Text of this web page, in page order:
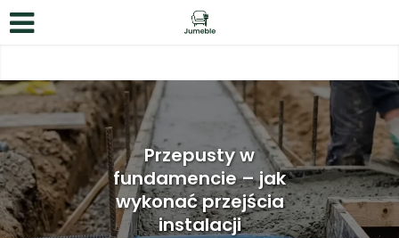
Przepusty w
fundamencie – jak
wykonać przejścia
instalacji